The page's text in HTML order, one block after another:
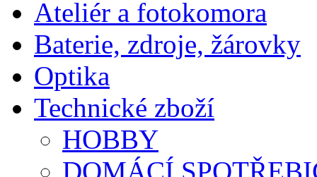
Ateliér a fotokomora
Baterie, zdroje, žárovky
Optika
Technické zboží
HOBBY